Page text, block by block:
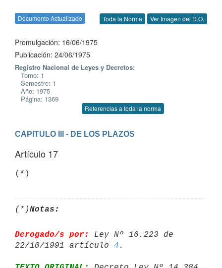
Documento Actualizado Toda la Norma Ver Imagen del D.O.
Promulgación: 16/06/1975
Publicación: 24/06/1975
Registro Nacional de Leyes y Decretos:
Tomo: 1
Semestre: 1
Año: 1975
Página: 1369
Referencias a toda la norma
CAPITULO III - DE LOS PLAZOS
Artículo 17
(*)Notas:
Derogado/s por:
Ley Nº 16.223 de
22/10/1991 artículo 4